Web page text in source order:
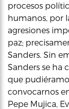
procesos
humanos, por
agresiones
paz;
Sanders. Sin
Sanders se ha
que
convocarnos
Pepe Mujica,